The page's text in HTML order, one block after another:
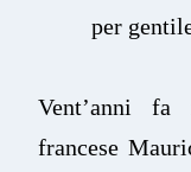
per
Vent’anni
francese